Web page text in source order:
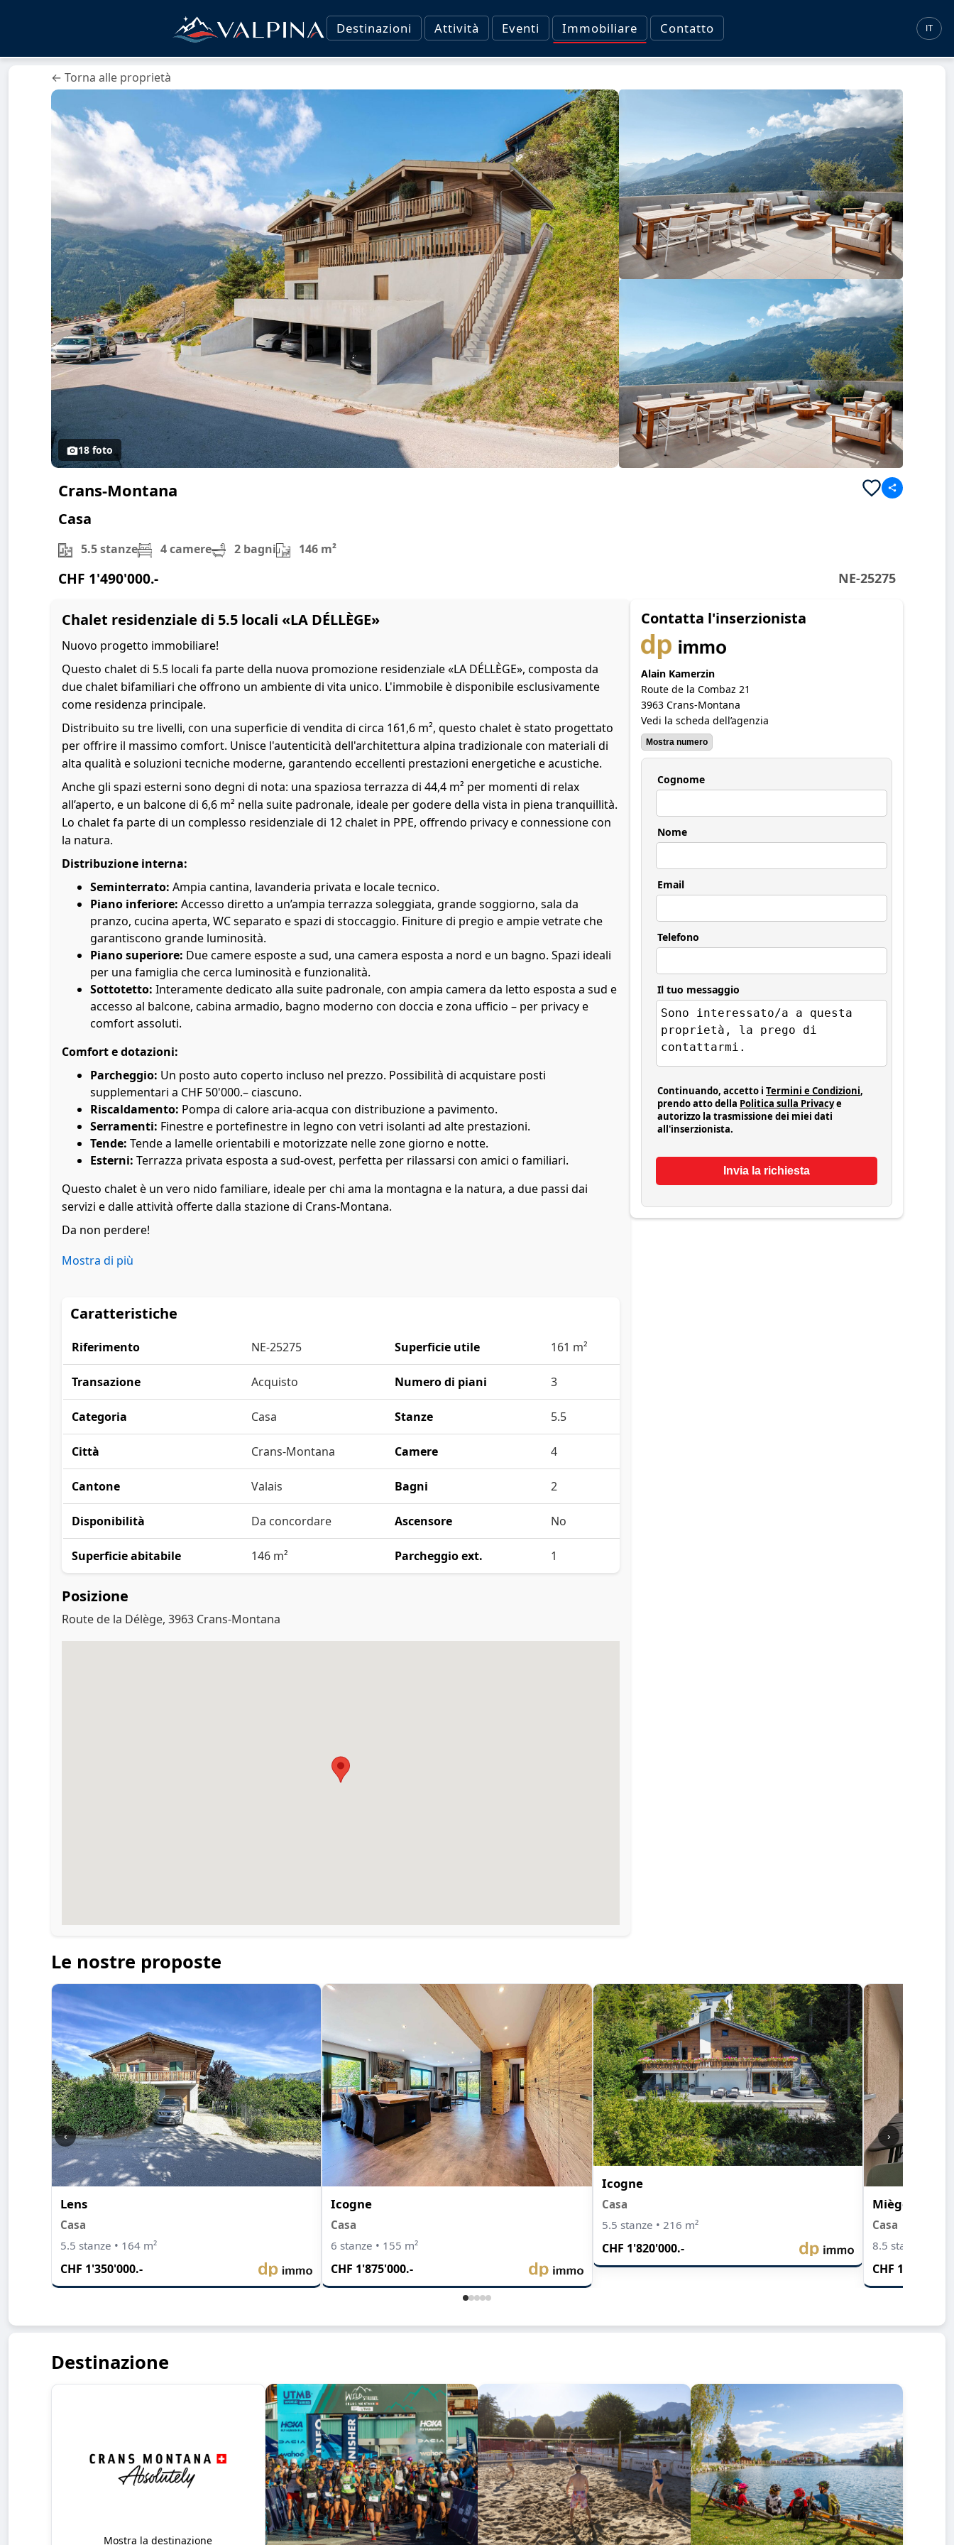
Destinazioni Attività Eventi Immobiliare Contatto IT
← Torna alle proprietà
18 foto
Crans-Montana
Casa
5.5 stanze 4 camere 2 bagni 146 m²
CHF 1'490'000.- NE-25275
Chalet residenziale di 5.5 locali «LA DÉLLÈGE»
Nuovo progetto immobiliare!
Questo chalet di 5.5 locali fa parte della nuova promozione residenziale «LA DÉLLÈGE», composta da
due chalet bifamiliari che offrono un ambiente di vita unico. L'immobile è disponibile esclusivamente
come residenza principale.
Distribuito su tre livelli, con una superficie di vendita di circa 161,6 m², questo chalet è stato progettato
per offrire il massimo comfort. Unisce l'autenticità dell'architettura alpina tradizionale con materiali di
alta qualità e soluzioni tecniche moderne, garantendo eccellenti prestazioni energetiche e acustiche.
Anche gli spazi esterni sono degni di nota: una spaziosa terrazza di 44,4 m² per momenti di relax
all’aperto, e un balcone di 6,6 m² nella suite padronale, ideale per godere della vista in piena tranquillità.
Lo chalet fa parte di un complesso residenziale di 12 chalet in PPE, offrendo privacy e connessione con
la natura.
Distribuzione interna:
Seminterrato: Ampia cantina, lavanderia privata e locale tecnico.
Piano inferiore: Accesso diretto a un’ampia terrazza soleggiata, grande soggiorno, sala da
pranzo, cucina aperta, WC separato e spazi di stoccaggio. Finiture di pregio e ampie vetrate che
garantiscono grande luminosità.
Piano superiore: Due camere esposte a sud, una camera esposta a nord e un bagno. Spazi ideali
per una famiglia che cerca luminosità e funzionalità.
Sottotetto: Interamente dedicato alla suite padronale, con ampia camera da letto esposta a sud e
accesso al balcone, cabina armadio, bagno moderno con doccia e zona ufficio – per privacy e
comfort assoluti.
Comfort e dotazioni:
Parcheggio: Un posto auto coperto incluso nel prezzo. Possibilità di acquistare posti
supplementari a CHF 50'000.– ciascuno.
Riscaldamento: Pompa di calore aria-acqua con distribuzione a pavimento.
Serramenti: Finestre e portefinestre in legno con vetri isolanti ad alte prestazioni.
Tende: Tende a lamelle orientabili e motorizzate nelle zone giorno e notte.
Esterni: Terrazza privata esposta a sud-ovest, perfetta per rilassarsi con amici o familiari.
Questo chalet è un vero nido familiare, ideale per chi ama la montagna e la natura, a due passi dai
servizi e dalle attività offerte dalla stazione di Crans-Montana.
Da non perdere!
Mostra di più
Caratteristiche
Riferimento NE-25275 Superficie utile 161 m²
Transazione Acquisto Numero di piani 3
Categoria Casa Stanze 5.5
Città Crans-Montana Camere 4
Cantone Valais Bagni 2
Disponibilità Da concordare Ascensore No
Superficie abitabile 146 m² Parcheggio ext. 1
Posizione
Route de la Délège, 3963 Crans-Montana
Contatta l'inserzionista
Alain Kamerzin
Route de la Combaz 21
3963 Crans-Montana
Vedi la scheda dell’agenzia
Mostra numero
Cognome
Nome
Email
Telefono
Il tuo messaggio
Continuando, accetto i Termini e Condizioni,
prendo atto della Politica sulla Privacye
autorizzo la trasmissione dei miei dati
all'inserzionista.
Invia la richiesta
Le nostre proposte
‹
Lens
Casa
5.5 stanze • 164 m²
CHF 1'350'000.-
Icogne
Casa
6 stanze • 155 m²
CHF 1'875'000.-
Icogne
Casa
5.5 stanze • 216 m²
CHF 1'820'000.-
Miège
Casa
8.5 stanze • 245
CHF 1'049'000.-
›
Destinazione
Mostra la destinazione